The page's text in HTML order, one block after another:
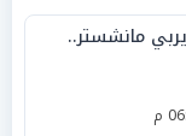
مانشستر..